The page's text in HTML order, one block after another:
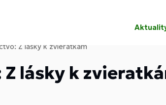
Z lásky k zvieratkám
lásky k